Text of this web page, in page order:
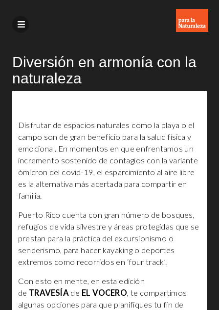
Diversión en armonía con la
naturaleza
Disfrutar de espacios naturales como la playa o el
campo son de gran beneficio para la salud física y
emocional. En momentos en que enfrentamos un
incremento sostenido de contagios con la variante
ómicron del covid-19, el esparcimiento al aire libre
es la alternativa más acertada para compartir en
familia.
Puerto Rico cuenta con gran número de bosques,
refugios de vida silvestre y áreas protegidas que se
prestan para la práctica del excursionismo o
senderismo, para hacer kayaking o deportes
extremos como recorridos en ‘four track’.
Con esto en mente, en esta edición
de TRAVESÍAde EL VOCERO, te compartimos
algunas opciones para que planifiques tu fin de